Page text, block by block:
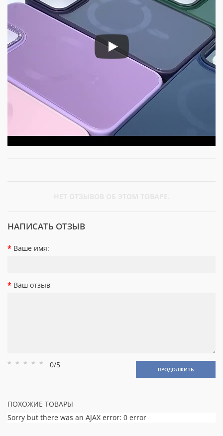
НАПИСАТЬ ОТЗЫВ
Ваше имя:
Ваш отзыв
Рейтинг
Рейтинг
Рейтинг
Рейтинг
Рейтинг
0/5 ПРОДОЛЖИТЬ
ПОХОЖИЕ ТОВАРЫ
Sorry but there was an AJAX error: 0 error